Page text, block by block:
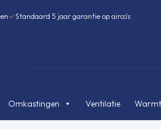
Standaard 5 jaar garantie op airco's
Omkastingen Ventilatie